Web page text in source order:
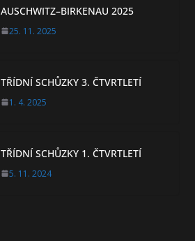
AUSCHWITZ–BIRKENAU 2025
25. 11. 2025
TŘÍDNÍ SCHŮZKY 3. ČTVRTLETÍ
1. 4. 2025
TŘÍDNÍ SCHŮZKY 1. ČTVRTLETÍ
5. 11. 2024